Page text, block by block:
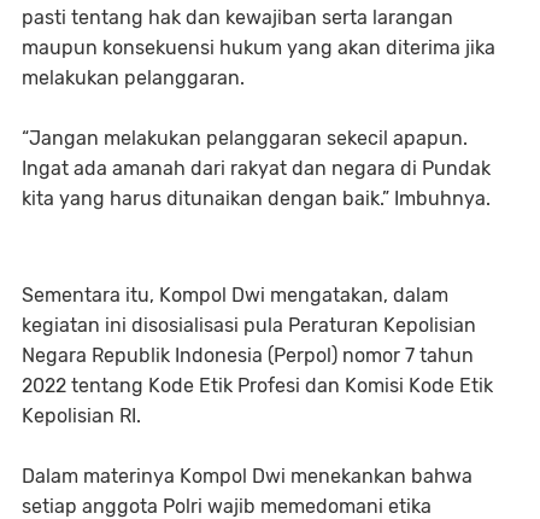
pasti tentang hak dan kewajiban serta larangan
maupun konsekuensi hukum yang akan diterima jika
melakukan pelanggaran.
“Jangan melakukan pelanggaran sekecil apapun.
Ingat ada amanah dari rakyat dan negara di Pundak
kita yang harus ditunaikan dengan baik.” Imbuhnya.
Sementara itu, Kompol Dwi mengatakan, dalam
kegiatan ini disosialisasi pula Peraturan Kepolisian
Negara Republik Indonesia (Perpol) nomor 7 tahun
2022 tentang Kode Etik Profesi dan Komisi Kode Etik
Kepolisian RI.
Dalam materinya Kompol Dwi menekankan bahwa
setiap anggota Polri wajib memedomani etika